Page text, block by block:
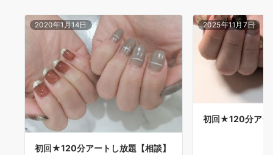
2020年1月14日
初回★120分アートし放題【相談】
2025年11月7日
初回★120分ア